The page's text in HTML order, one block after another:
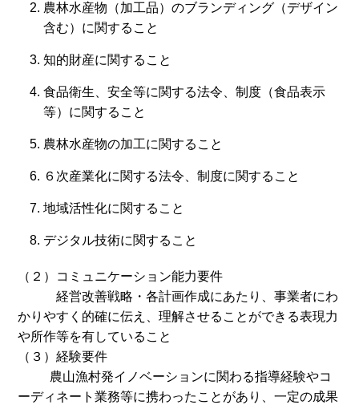
農林水産物（加工品）のブランディング（デザイン
含む）に関すること
知的財産に関すること
食品衛生、安全等に関する法令、制度（食品表示
等）に関すること
農林水産物の加工に関すること
６次産業化に関する法令、制度に関すること
地域活性化に関すること
デジタル技術に関すること
（２）コミュニケーション能力要件
経営改善戦略・各計画作成にあたり、事業者にわ
かりやすく的確に伝え、理解させることができる表現力
や所作等を有していること
（３）経験要件
農山漁村発イノベーションに関わる指導経験やコ
ーディネート業務等に携わったことがあり、一定の成果